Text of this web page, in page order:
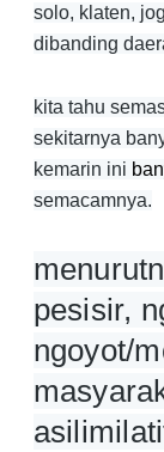
solo, klaten,
dibanding
kita tahu
sekitarnya
kemarin ini
semacamnya.
pesisir,
ngoyot/